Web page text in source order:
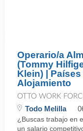
Operario/a
(Tommy
Klein) |
Alojamiento
OTTO WORK
Todo Melilla
¿Buscas trabajo en
un salario